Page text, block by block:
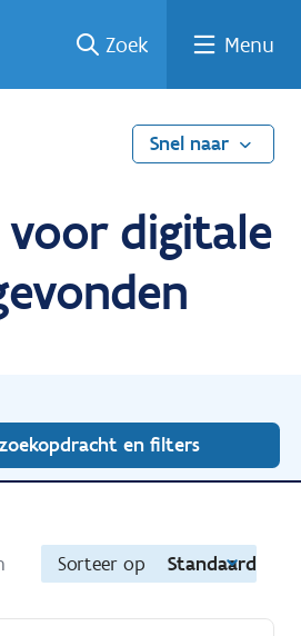
Zoek Menu
Snel naar
voor digitale
en filters
Sorteer op Standaard